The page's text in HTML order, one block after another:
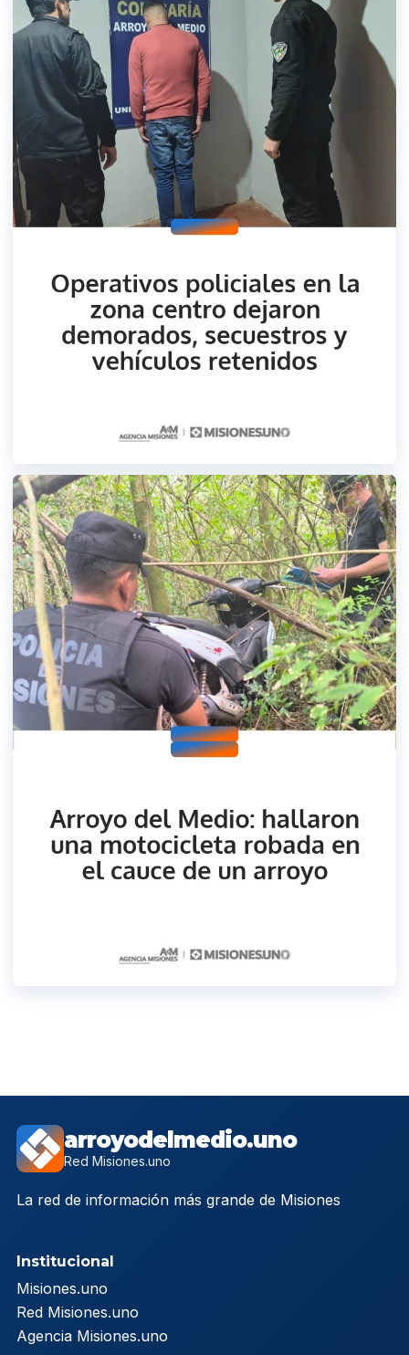
arroyodelmedio.uno
Red Misiones.uno
La red de información más grande de Misiones
Institucional
Misiones.uno
Red Misiones.uno
Agencia Misiones.uno